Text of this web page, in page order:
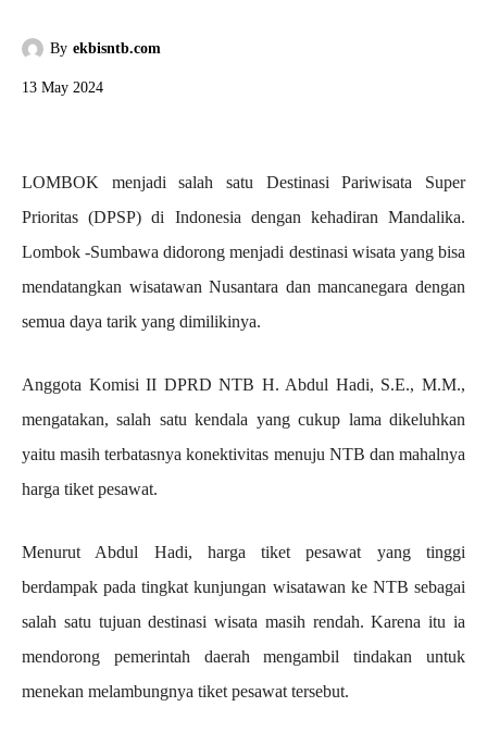
By ekbisntb.com
13 May 2024
LOMBOK menjadi salah satu Destinasi Pariwisata Super
Prioritas (DPSP) di Indonesia dengan kehadiran Mandalika.
Lombok -Sumbawa didorong menjadi destinasi wisata yang bisa
mendatangkan wisatawan Nusantara dan mancanegara dengan
semua daya tarik yang dimilikinya.
Anggota Komisi II DPRD NTB H. Abdul Hadi, S.E., M.M.,
mengatakan, salah satu kendala yang cukup lama dikeluhkan
yaitu masih terbatasnya konektivitas menuju NTB dan mahalnya
harga tiket pesawat.
Menurut Abdul Hadi, harga tiket pesawat yang tinggi
berdampak pada tingkat kunjungan wisatawan ke NTB sebagai
salah satu tujuan destinasi wisata masih rendah. Karena itu ia
mendorong pemerintah daerah mengambil tindakan untuk
menekan melambungnya tiket pesawat tersebut.